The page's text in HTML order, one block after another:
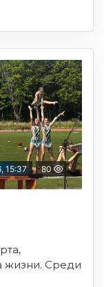
15:37 80
жизни. Среди